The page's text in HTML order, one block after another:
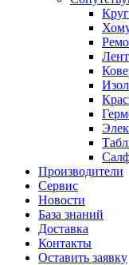
Производители
Сервис
Новости
База знаний
Доставка
Контакты
Оставить заявку